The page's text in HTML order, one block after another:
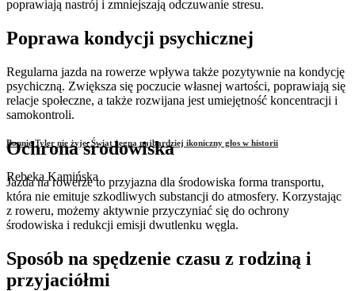
Bonnie Tyler nie żyje. Świat żegna najbardziej ikoniczny głos w historii
Rebeka Kamińska
poprawiają nastrój i zmniejszają odczuwanie stresu.
Poprawa kondycji psychicznej
Regularna jazda na rowerze wpływa także pozytywnie na kondycję
psychiczną. Zwiększa się poczucie własnej wartości, poprawiają się
relacje społeczne, a także rozwijana jest umiejętność koncentracji i
samokontroli.
Ochrona środowiska
Jazda na rowerze to przyjazna dla środowiska forma transportu,
która nie emituje szkodliwych substancji do atmosfery. Korzystając
z roweru, możemy aktywnie przyczyniać się do ochrony
środowiska i redukcji emisji dwutlenku węgla.
Sposób na spędzenie czasu z rodziną i
przyjaciółmi